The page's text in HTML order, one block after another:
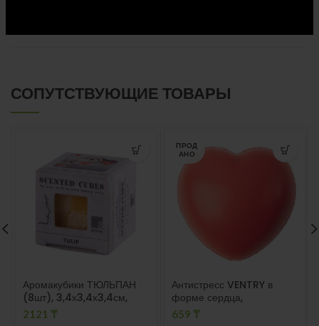
СОПУТСТВУЮЩИЕ ТОВАРЫ
Аромакубики ТЮЛЬПАН
(8шт), 3,4х3,4х3,4см,
пальмовый воск
2121 ₸
ПРОД
АНО
Антистресс VENTRY в
форме сердца,
полиуретан, красный
659 ₸